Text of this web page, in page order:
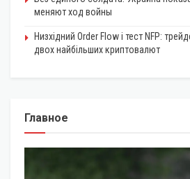
меняют ход войны
Низхідний Order Flow і тест NFP:
двох найбільших криптовалют
Главное